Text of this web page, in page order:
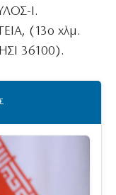
Ι.
(13ο χλμ.
36100).